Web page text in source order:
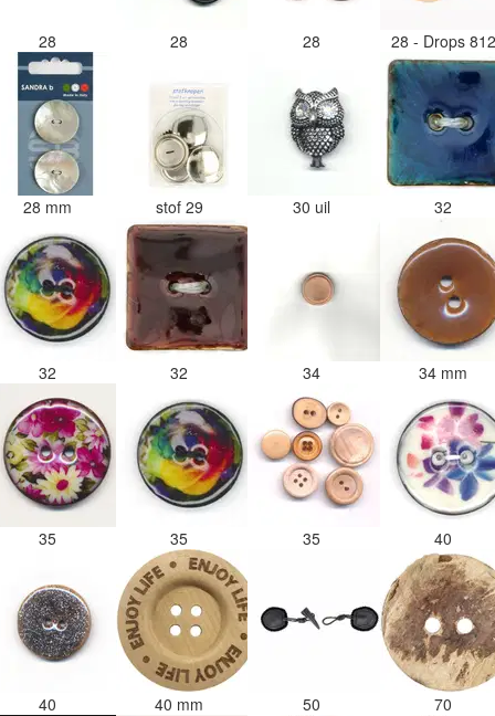
28 28 28 28 - Drops
28 mm stof 29 30 uil 32
32 32 34 34 mm
35 35 35 40
40 40 mm 50 70